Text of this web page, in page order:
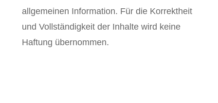
allgemeinen Information. Für die Korrektheit
und Vollständigkeit der Inhalte wird keine
Haftung übernommen.